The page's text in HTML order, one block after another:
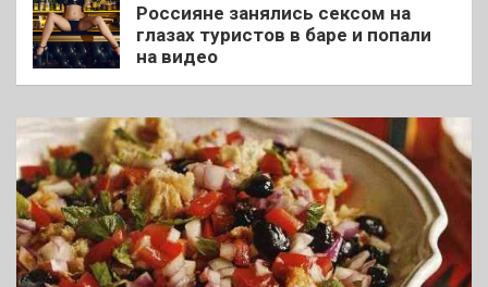
Россияне занялись сексом на
глазах туристов в баре и попали
на видео